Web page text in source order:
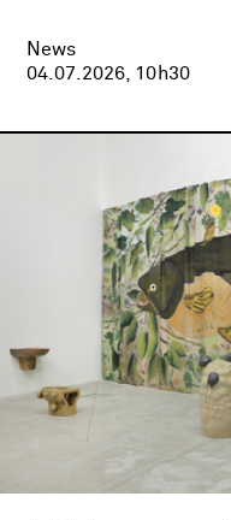
News
04.07.2026, 10h30